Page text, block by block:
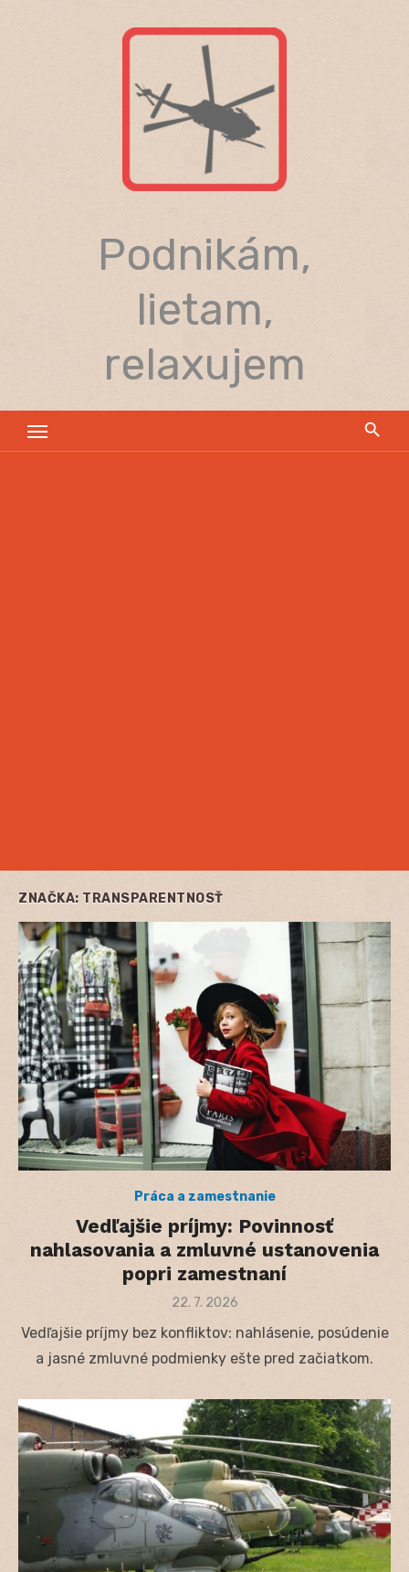
Podnikám,
lietam,
relaxujem
ZNAČKA: TRANSPARENTNOSŤ
Práca a zamestnanie
Vedľajšie príjmy: Povinnosť
nahlasovania a zmluvné ustanovenia
popri zamestnaní
Posted
22. 7. 2026
Vedľajšie príjmy bez konfliktov: nahlásenie, posúdenie
a jasné zmluvné podmienky ešte pred začiatkom.